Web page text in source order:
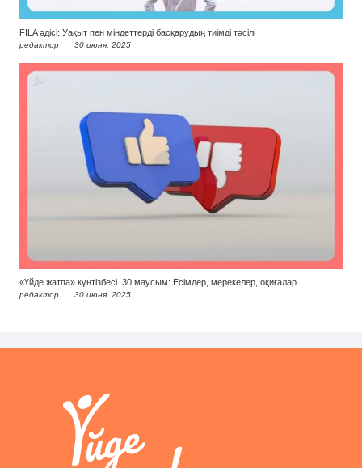
FILA әдісі: Уақыт пен міндеттерді басқарудың тиімді тәсілі
редактор 30 июня, 2025
«Үйде жатпа» күнтізбесі. 30 маусым: Есімдер, мерекелер, оқиғалар
редактор 30 июня, 2025